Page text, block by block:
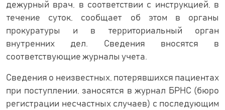
дежурный врач, в соответствии с инструкцией, в
течение суток, сообщает об этом в органы
прокуратуры и в территориальный орган
внутренних дел. Сведения вносятся в
соответствующие журналы учета.
Сведения о неизвестных, потерявшихся пациентах
при поступлении, заносятся в журнал БРНС (бюро
регистрации несчастных случаев) с последующим